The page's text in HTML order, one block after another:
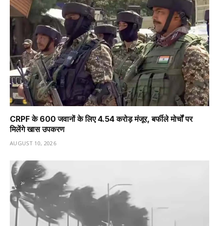
CRPF के 600 जवानों के लिए ₹4.54 करोड़ मंजूर, बर्फीले मोर्चों पर
मिलेंगे खास उपकरण
AUGUST 10, 2026